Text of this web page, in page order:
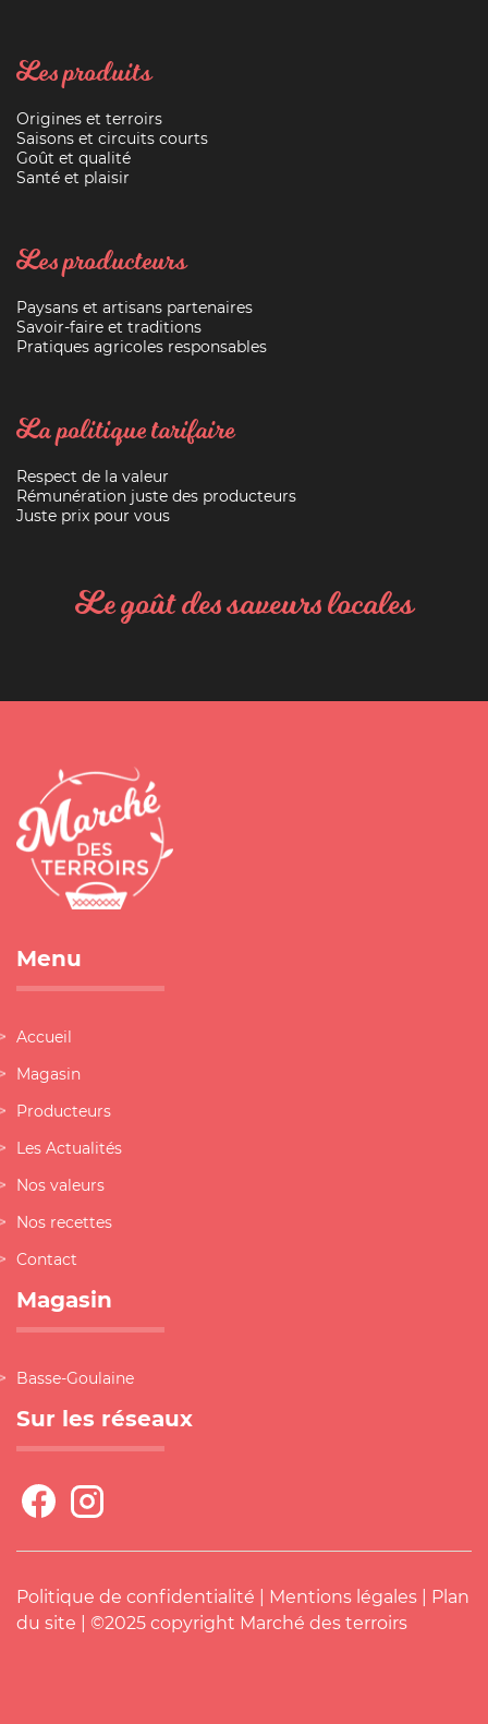
Les produits
Origines et terroirs
Saisons et circuits courts
Goût et qualité
Santé et plaisir
Les producteurs
Paysans et artisans partenaires
Savoir-faire et traditions
Pratiques agricoles responsables
La politique tarifaire
Respect de la valeur
Rémunération juste des producteurs
Juste prix pour vous
Le goût des saveurs locales
Menu
Accueil
Magasin
Producteurs
Les Actualités
Nos valeurs
Nos recettes
Contact
Magasin
Basse-Goulaine
Sur les réseaux
Politique de confidentialité Mentions légales
Plan
du site | ©2025 copyright Marché des terroirs